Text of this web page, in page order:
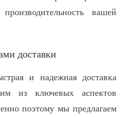
вашей
доставки
и надежная доставка
из ключевых аспектов
поэтому мы предлагаем